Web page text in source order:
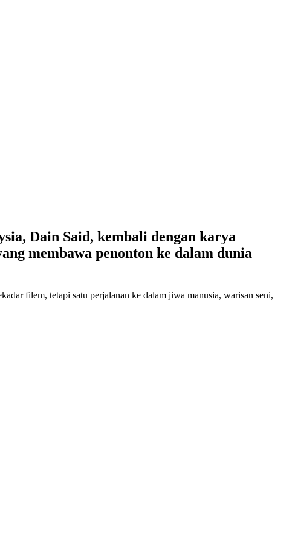
Dain Said, kembali dengan karya
membawa penonton ke dalam dunia
filem, tetapi satu perjalanan ke dalam jiwa manusia, warisan seni,